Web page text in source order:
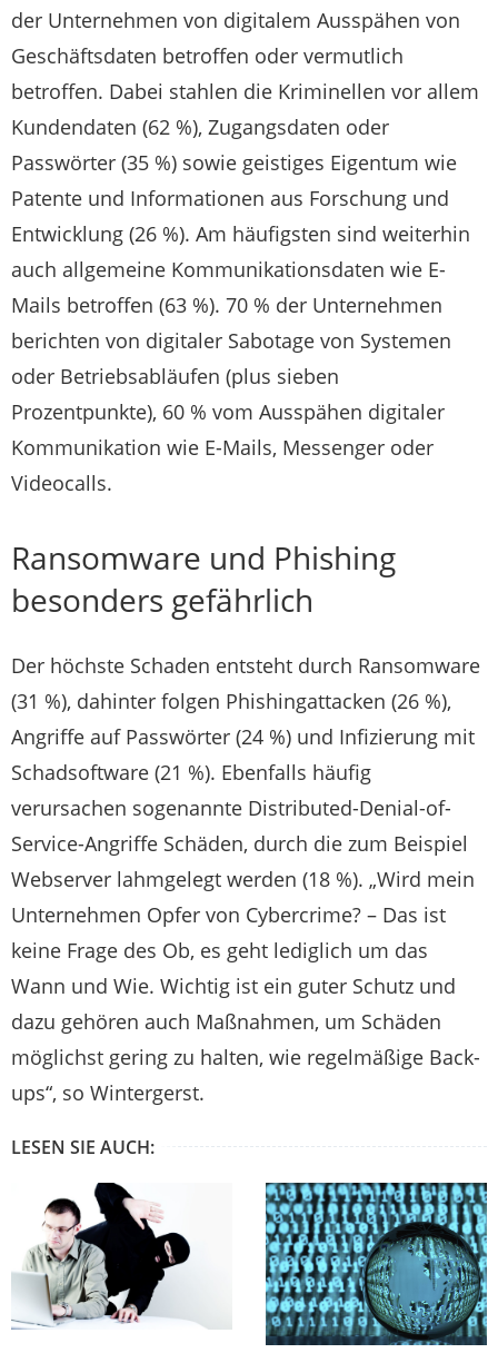
der Unternehmen von digitalem Ausspähen von
Geschäftsdaten betroffen oder vermutlich
betroffen. Dabei stahlen die Kriminellen vor allem
Kundendaten (62 %), Zugangsdaten oder
Passwörter (35 %) sowie geistiges Eigentum wie
Patente und Informationen aus Forschung und
Entwicklung (26 %). Am häufigsten sind weiterhin
auch allgemeine Kommunikationsdaten wie E-
Mails betroffen (63 %). 70 % der Unternehmen
berichten von digitaler Sabotage von Systemen
oder Betriebsabläufen (plus sieben
Prozentpunkte), 60 % vom Ausspähen digitaler
Kommunikation wie E-Mails, Messenger oder
Videocalls.
Ransomware und Phishing
besonders gefährlich
Der höchste Schaden entsteht durch Ransomware
(31 %), dahinter folgen Phishingattacken (26 %),
Angriffe auf Passwörter (24 %) und Infizierung mit
Schadsoftware (21 %). Ebenfalls häufig
verursachen sogenannte Distributed-Denial-of-
Service-Angriffe Schäden, durch die zum Beispiel
Webserver lahmgelegt werden (18 %). „Wird mein
Unternehmen Opfer von Cybercrime? – Das ist
keine Frage des Ob, es geht lediglich um das
Wann und Wie. Wichtig ist ein guter Schutz und
dazu gehören auch Maßnahmen, um Schäden
möglichst gering zu halten, wie regelmäßige Back-
ups“, so Wintergerst.
LESEN SIE AUCH: